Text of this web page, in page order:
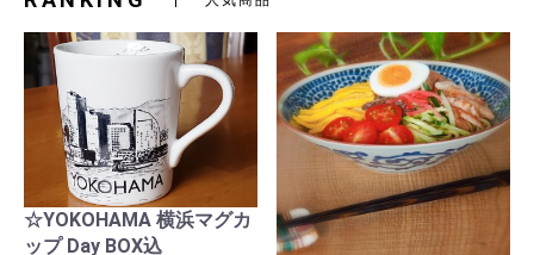
☆YOKOHAMA 横浜マグカ
ップ Day BOX込